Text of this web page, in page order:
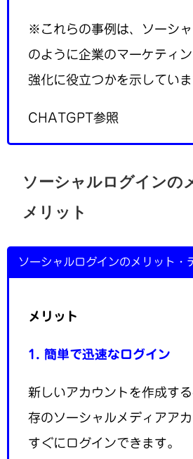
※これらの事例は、ソーシ
のように企業のマーケティ
強化に役立つかを示していま
CHATGPT参照
ソーシャルログインの
メリット
ソーシャルログインのメリット・
メリット
1. 簡単で迅速なログイン
新しいアカウントを作成す
存のソーシャルメディアア
すぐにログインできます。